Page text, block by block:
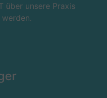
über unsere Praxis